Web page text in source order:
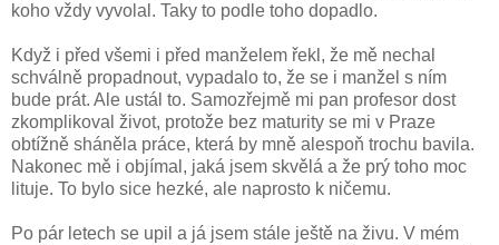
koho vždy vyvolal. Taky to podle toho dopadlo.
Když i před všemi i před manželem řekl, že mě nechal
schválně propadnout, vypadalo to, že se i manžel s ním
bude prát. Ale ustál to. Samozřejmě mi pan profesor dost
zkomplikoval život, protože bez maturity se mi v Praze
obtížně sháněla práce, která by mně alespoň trochu bavila.
Nakonec mě i objímal, jaká jsem skvělá a že prý toho moc
lituje. To bylo sice hezké, ale naprosto k ničemu.
Po pár letech se upil a já jsem stále ještě na živu. V mém